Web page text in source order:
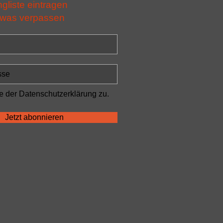
eintragen
verpassen
der Datenschutzerklärung zu.
Jetzt abonnieren